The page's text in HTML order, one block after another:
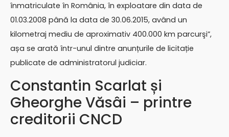
înmatriculate în România, în exploatare din data de
01.03.2008 până la data de 30.06.2015, având un
kilometraj mediu de aproximativ 400.000 km parcurşi”,
așa se arată într-unul dintre anunțurile de licitație
publicate de administratorul judiciar.
Constantin Scarlat și
Gheorghe Văsâi – printre
creditorii CNCD